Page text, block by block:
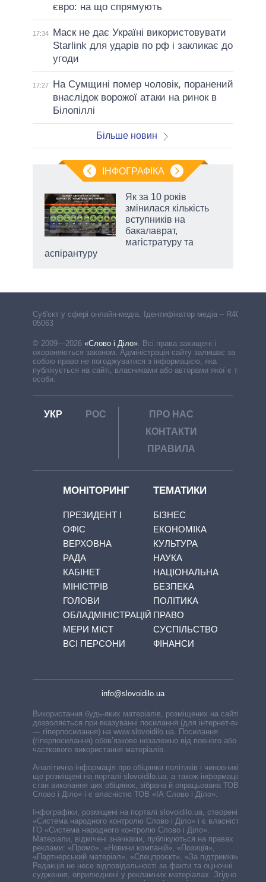
євро: на що спрямують
17:34
Маск не дає Україні використовувати
Starlink для ударів по рф і закликає до
угоди
17:27
На Сумщині помер чоловік, поранений
внаслідок ворожої атаки на ринок в
Білопіллі
Більше новин
ІНФОГРАФІКА
Як за 10 років
змінилася кількість
вступників на
бакалаврат,
магістратуру та
аспірантуру
Cуб'єкт у сфері онлайн-медіа. Ідентифікатор медіа – R40-
05063
© 2009—2026 «Слово і Діло»
Всі права захищені і
охороняються законом. Адміністрація сайту залишає за
собою право не погоджуватися з інформацією, яка
публікується на сайті, власниками або авторами якої є треті
особи.
УКР РОС
ПРО НАС
КОНТАКТИ
ПРАВИЛА
МОНІТОРИНГ
ПРЕЗИДЕНТ І
ОФІС
ВЕРХОВНА
РАДА
КАБІНЕТ
МІНІСТРІВ
ГОЛОВИ
ОБЛАДМІНІСТРАЦІЙ
МЕРИ МІСТ
ВСІ ПЕРСОНИ
ТЕМАТИКИ
БІЗНЕС
ЕКОНОМІКА
КУЛЬТУРА
НАУКА
НАЦІОНАЛЬНА
БЕЗПЕКА
ПОЛІТИКА
ПРАВО
СУСПІЛЬСТВО
ФІНАНСИ
info@slovoidilo.ua
Використання будь-яких матеріалів, розміщених на сайті,
дозволяється при вказуванні посилання (для інтернет-видань
— гіперпосилання) на www.slovoidilo.ua. Посилання
(гіперпосилання) обов’язкове незалежно від повного або
часткового використання матеріалів.
Аналітична інформація про обіцянки політиків і чиновників,
що розміщені на порталі slovoidilo.ua, а також інформація про
стан виконання цих обіцянок, зібрана й опрацьована ТОВ «ІА
Слово і Діло» і є власністю ТОВ «ІА Слово і Діло».
Інфографіки, розміщені на порталі slovoidilo.ua, створені ГО
«Система народного контролю Слово і Діло» і є власністю
ГО «Система народного контролю Слово і Діло».
Матеріали, відмічені значками, публікуються на правах
реклами: «Промо», «Новини компаній», «Позиція»,
«Партнерський матеріал», «Спецпроєкт», «За підтримки».
Редакція не несе відповідальності за факти та оціночні
судження, оприлюднені у рекламних матеріалах. Згідно з